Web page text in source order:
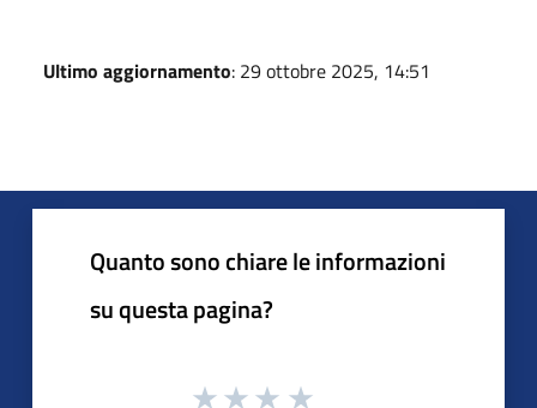
Ultimo aggiornamento: 29 ottobre 2025, 14:51
Quanto sono chiare le informazioni
su questa pagina?